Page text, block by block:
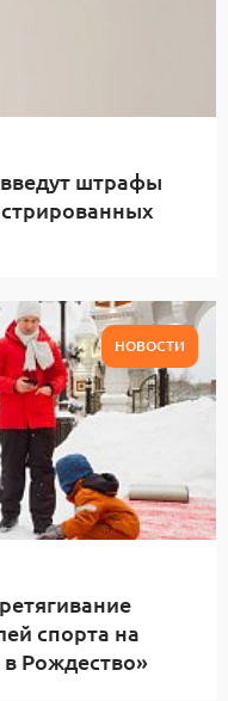
штрафы
НОВОСТИ
спорта на
Рождество»